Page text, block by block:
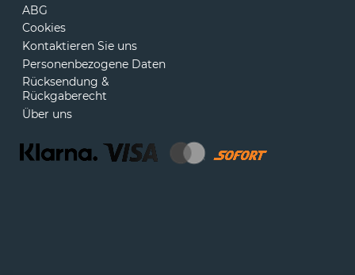
ABG
Cookies
Kontaktieren Sie uns
Personenbezogene Daten
Rücksendung &
Rückgaberecht
Über uns